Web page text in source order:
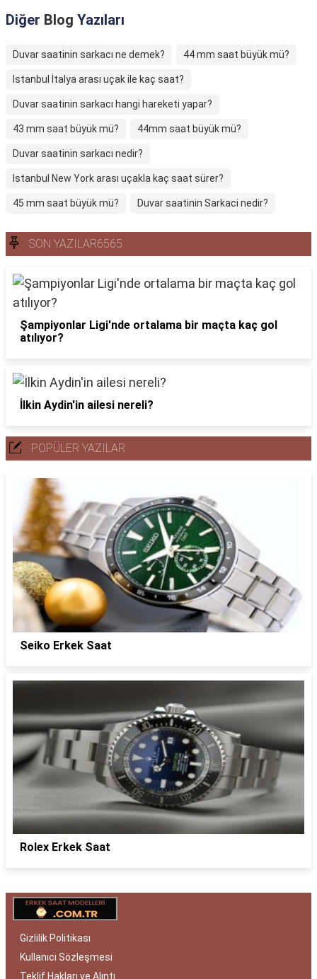
Diğer Blog Yazıları
Duvar saatinin sarkacı ne demek? 44 mm saat büyük mü?
Istanbul İtalya arası uçak ile kaç saat?
Duvar saatinin sarkacı hangi hareketi yapar?
43 mm saat büyük mü? 44mm saat büyük mü?
Duvar saatinin sarkacı nedir?
Istanbul New York arası uçakla kaç saat sürer?
45 mm saat büyük mü? Duvar saatinin Sarkaci nedir?
SON YAZILAR6565
Şampiyonlar Ligi'nde ortalama bir maçta kaç gol
atılıyor?
İlkin Aydin'in ailesi nereli?
POPÜLER YAZILAR
Seiko Erkek Saat
Rolex Erkek Saat
Gizlilik Politikası
Kullanıcı Sözleşmesi
Teklif Hakları ve Alıntı